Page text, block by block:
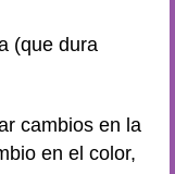
(que dura
cambios en la
en el color,